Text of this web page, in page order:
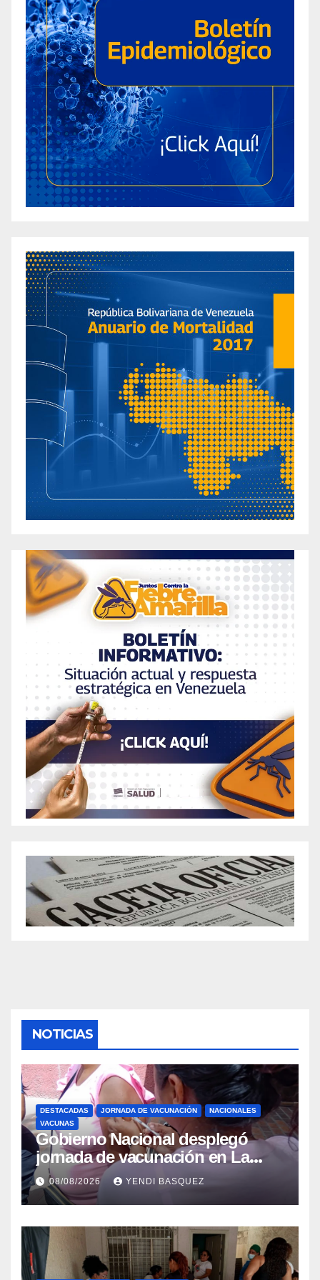
NOTICIAS
DESTACADAS JORNADA DE VACUNACIÓN
NACIONALES
VACUNAS
Gobierno Nacional desplegó
jornada de vacunación en La
Guaira para garantizar protección
epidemiológica
08/08/2026 YENDI BASQUEZ